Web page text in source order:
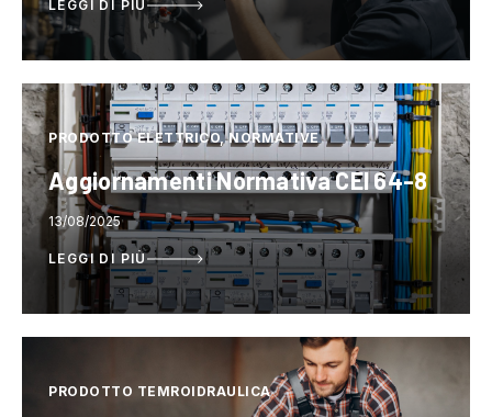
LEGGI DI PIÙ
PRODOTTO ELETTRICO, NORMATIVE
Aggiornamenti Normativa CEI 64-8
13/08/2025
LEGGI DI PIÙ
PRODOTTO TEMROIDRAULICA